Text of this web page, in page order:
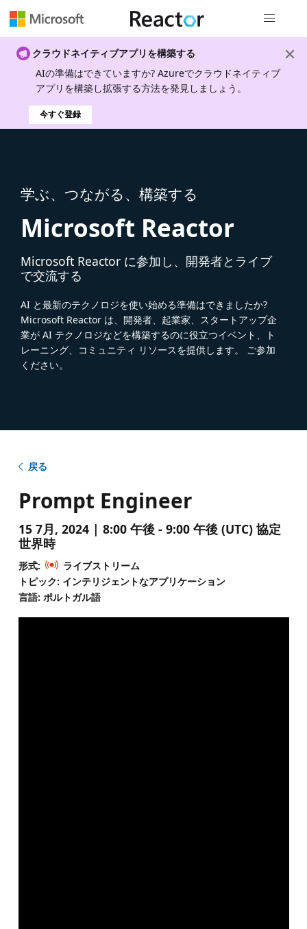
クラウドネイティブアプリを構築する
AIの準備はできていますか? Azureでクラウドネイティブ
アプリを構築し拡張する方法を発見しましょう。
今すぐ登録
学ぶ、つながる、構築する
Microsoft Reactor
Microsoft Reactor に参加し、開発者とライブ
で交流する
AI と最新のテクノロジを使い始める準備はできましたか?
Microsoft Reactor は、開発者、起業家、スタートアップ企
業が AI テクノロジなどを構築するのに役立つイベント、ト
レーニング、コミュニティ リソースを提供します。 ご参加
ください。
戻る
Prompt Engineer
15 7月, 2024 | 8:00 午後 - 9:00 午後 (UTC) 協定
世界時
形式:
ライブストリーム
トピック: インテリジェントなアプリケーション
言語: ポルトガル語